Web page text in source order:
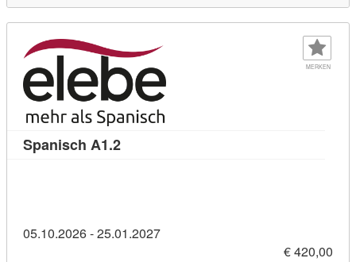
MERKEN
Spanisch A1.2Kursdetail: Spanisch A1.2 (8155016)
05.10.2026 - 25.01.2027
€ 420,00